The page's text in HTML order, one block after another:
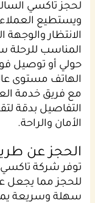
لحجز تاكسي
ويستطيع
الانتظار
المناسب
حولي أو توصيل
الهاتف مستوى
مع فريق خدمة
التفاصيل بدقة
الأمان والراحة.
الحجز عن
توفر شركة تاكسي
للحجز مما يجعل
سهلة وسريعة